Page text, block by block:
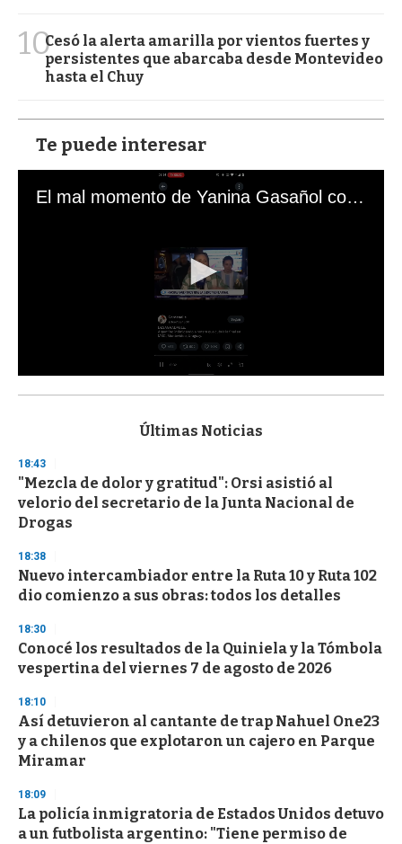
10Cesó la alerta amarilla por vientos fuertes y
persistentes que abarcaba desde Montevideo
hasta el Chuy
Te puede interesar
El mal momento de Yanina Gasañol con un hincha argentino en "Subrayado"
s
d
s
o
f
3
s
e
c
o
d
s
Últimas Noticias
18:43
"Mezcla de dolor y gratitud": Orsi asistió al
velorio del secretario de la Junta Nacional de
Drogas
18:38
Nuevo intercambiador entre la Ruta 10 y Ruta 102
dio comienzo a sus obras: todos los detalles
18:30
Conocé los resultados de la Quiniela y la Tómbola
vespertina del viernes 7 de agosto de 2026
18:10
Así detuvieron al cantante de trap Nahuel One23
y a chilenos que explotaron un cajero en Parque
Miramar
18:09
La policía inmigratoria de Estados Unidos detuvo
a un futbolista argentino: "Tiene permiso de